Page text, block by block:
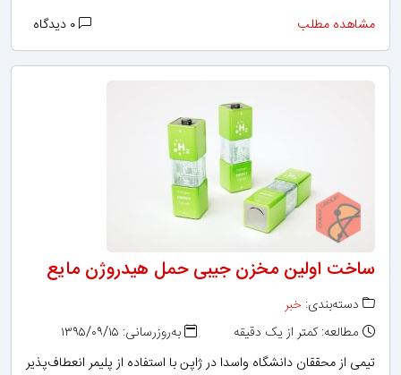
مشاهده مطلب
ساخت اولین مخزن جیبی حمل هیدروژن مایع
دسته‌بندی: خبر
مطالعه: کمتر از یک دقیقه
به‌روزرسانی: ۱۳۹۵/۰۹/۱۵
‌تیمی از محققان دانشگاه واسدا در ژاپن با استفاده از پلیمر انعطاف‌پذیر